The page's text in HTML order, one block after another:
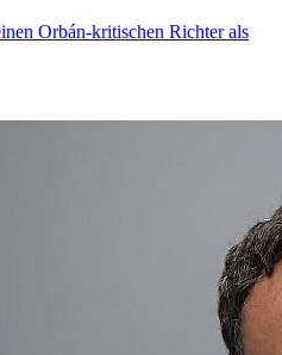
Orbán-kritischen Richter als